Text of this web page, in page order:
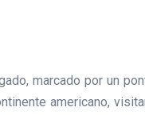
marcado por un
americano,